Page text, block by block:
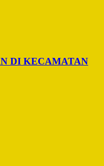
DI KECAMATAN